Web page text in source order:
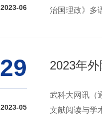
2023-06
治国理政》多
29
2023-05
2023年
武科大网讯（
文献阅读与学